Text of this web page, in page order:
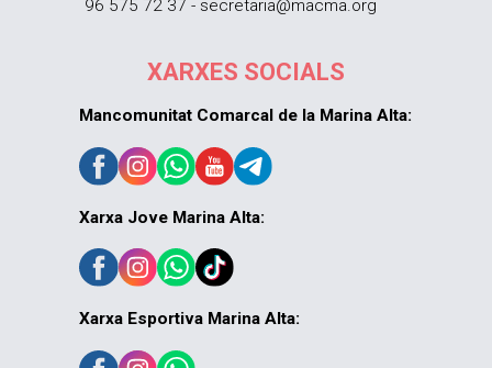
96 575 72 37 - secretaria@macma.org
XARXES SOCIALS
Mancomunitat Comarcal de la Marina Alta:
Xarxa Jove Marina Alta:
Xarxa Esportiva Marina Alta: